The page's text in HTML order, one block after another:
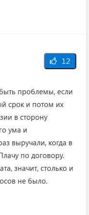
12
проблемы, если
срок и потом их
в сторону
ума и
выручали, когда в
по договору.
значит, столько и
не было.